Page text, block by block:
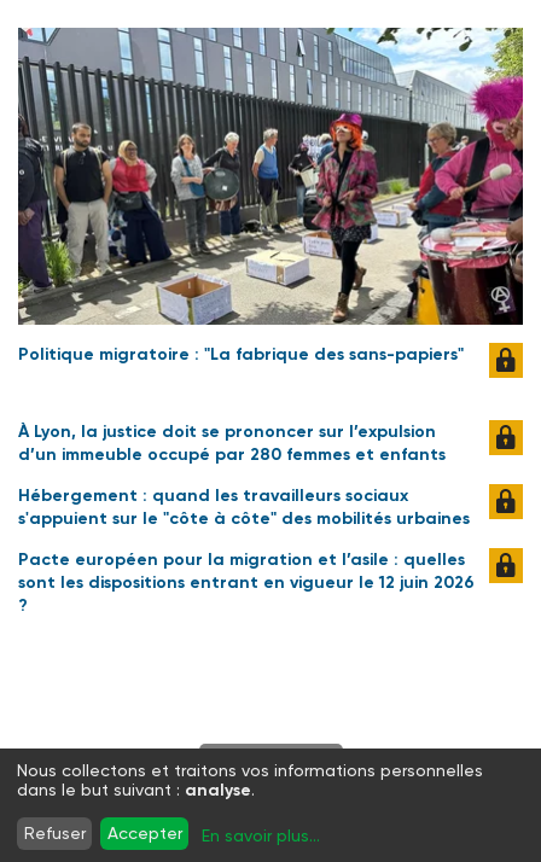
Politique migratoire : "La fabrique des sans-papiers"
À Lyon, la justice doit se prononcer sur l’expulsion
d’un immeuble occupé par 280 femmes et enfants
Hébergement : quand les travailleurs sociaux
s'appuient sur le "côte à côte" des mobilités urbaines
Pacte européen pour la migration et l’asile : quelles
sont les dispositions entrant en vigueur le 12 juin 2026
?
S'abonner
Twitter Facebook
WhatsApp
Nous collectons et traitons vos informations personnelles
dans le but suivant : analyse.
Refuser Accepter En savoir plus...